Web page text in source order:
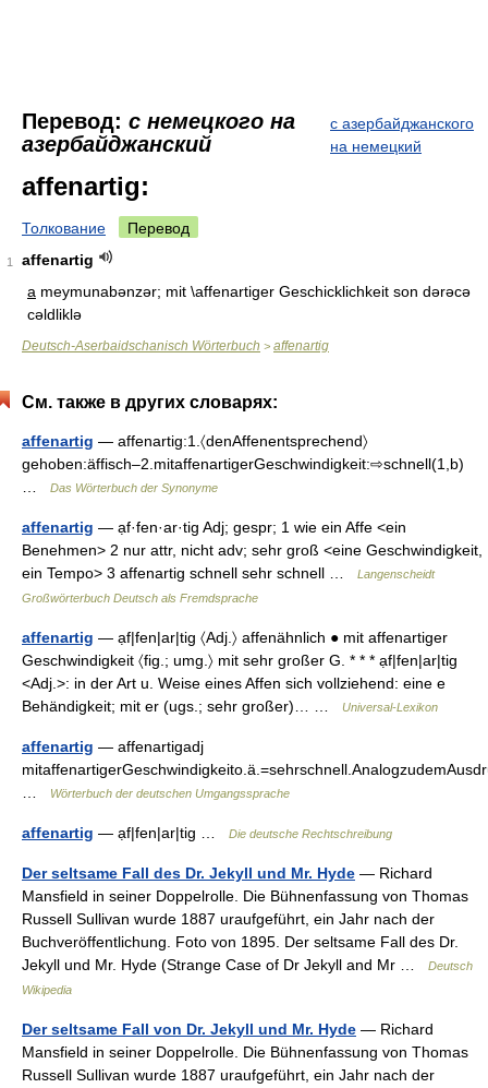
Перевод: с немецкого на
азербайджанский
с азербайджанского
на немецкий
affenartig:
Толкование Перевод
1
affenartig
a meymunabənzər; mit \affenartiger Geschicklichkeit son dərəcə
cəldliklə
Deutsch-Aserbaidschanisch Wörterbuch > affenartig
См. также в других словарях:
affenartig — affenartig:1.〈denAffenentsprechend〉
gehoben:äffisch–2.mitaffenartigerGeschwindigkeit:⇨schnell(1,b)
Das Wörterbuch der Synonyme
affenartig — ạf·fen·ar·tig Adj; gespr; 1 wie ein Affe <ein
Benehmen> 2 nur attr, nicht adv; sehr groß <eine Geschwindigkeit,
ein Tempo> 3 affenartig schnell sehr schnell …
Langenscheidt
Großwörterbuch Deutsch als Fremdsprache
affenartig — ạf|fen|ar|tig 〈Adj.〉 affenähnlich ● mit affenartiger
Geschwindigkeit 〈fig.; umg.〉 mit sehr großer G. * * * ạf|fen|ar|tig
<Adj.>: in der Art u. Weise eines Affen sich vollziehend: eine e
Behändigkeit; mit er (ugs.; sehr großer)… …
Universal-Lexikon
affenartig — affenartigadj
Wörterbuch der deutschen Umgangssprache
affenartig — ạf|fen|ar|tig … Die deutsche Rechtschreibung
Der seltsame Fall des Dr. Jekyll und Mr. Hyde — Richard
Mansfield in seiner Doppelrolle. Die Bühnenfassung von Thomas
Russell Sullivan wurde 1887 uraufgeführt, ein Jahr nach der
Buchveröffentlichung. Foto von 1895. Der seltsame Fall des Dr.
Jekyll und Mr. Hyde (Strange Case of Dr Jekyll and Mr …
Deutsch
Wikipedia
Der seltsame Fall von Dr. Jekyll und Mr. Hyde — Richard
Mansfield in seiner Doppelrolle. Die Bühnenfassung von Thomas
Russell Sullivan wurde 1887 uraufgeführt, ein Jahr nach der